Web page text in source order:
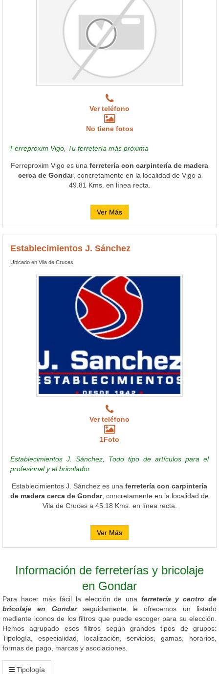
Ver teléfono
No tiene fotos
Ferreproxim Vigo, Tu ferretería más próxima
Ferreproxim Vigo es una ferretería con carpintería de madera
cerca de Gondar, concretamente en la localidad de Vigo a
49.81 Kms. en línea recta.
Ver Más
Establecimientos J. Sánchez
Ubicado en Vila de Cruces
Ver teléfono
1Foto
Establecimientos J. Sánchez, Todo tipo de artículos para el
profesional y el bricolador
Establecimientos J. Sánchez es una ferretería con carpintería
de madera cerca de Gondar, concretamente en la localidad de
Vila de Cruces a 45.18 Kms. en línea recta.
Ver Más
Información de ferreterías y bricolaje
en Gondar
Para hacer más fácil la elección de unaferretería y centro de
bricolaje en Gondarseguidamente le ofrecemos un listado
mediante iconos de los filtros que puede escoger para su elección.
Hemos agrupado esos filtros según grandes tipos de grupos:
Tipología, especialidad, localización, servicios, gamas, horarios,
formas de pago, marcas y asociaciones.
Tipología